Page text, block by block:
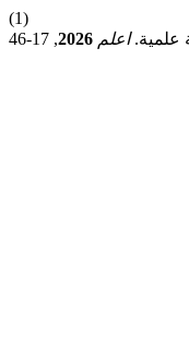
(1)
علمية.اعلم 2026